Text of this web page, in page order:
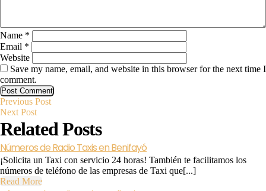
Name *
Email *
Website
Save my name, email, and website in this browser for the next time I
comment.
Post
navigation
Previous PostPrevious
Next PostNext
Related Posts
Números de Radio Taxis en Benifayó
¡Solicita un Taxi con servicio 24 horas! También te facilitamos los
números de teléfono de las empresas de Taxi que[...]
Read MoreRead